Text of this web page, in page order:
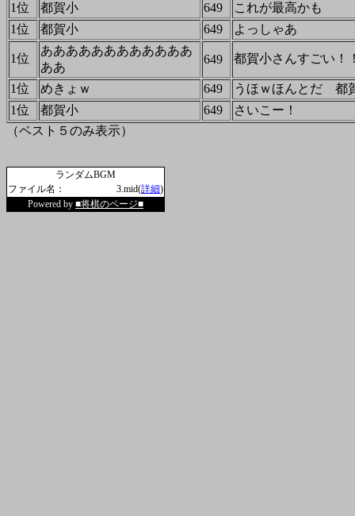
1位
都賀小 649
これが最高かも
1位
都賀小 649 よっしゃあ
1位
ああああああああああああ
ああ
649 都賀小さんすごい！
1位 めきょｗ 649
うほｗほんとだ 都
1位
都賀小 649
さいこー！
（ベスト５のみ表示）
ランダムBGM
ファイル名：
3.mid(詳細)
Powered by ■将棋のページ■